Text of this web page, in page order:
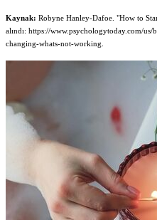
Kaynak: Robyne Hanley-Dafoe. "How to
alındı: https://www.psychologytoday.com/
changing-whats-not-working.